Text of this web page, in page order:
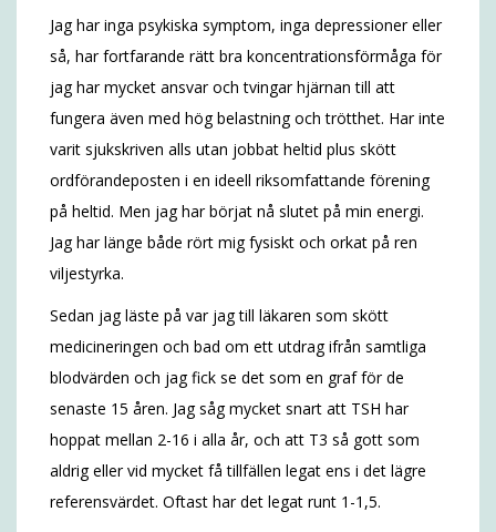
Jag har inga psykiska symptom, inga depressioner eller
så, har fortfarande rätt bra koncentrationsförmåga för
jag har mycket ansvar och tvingar hjärnan till att
fungera även med hög belastning och trötthet. Har inte
varit sjukskriven alls utan jobbat heltid plus skött
ordförandeposten i en ideell riksomfattande förening
på heltid. Men jag har börjat nå slutet på min energi.
Jag har länge både rört mig fysiskt och orkat på ren
viljestyrka.
Sedan jag läste på var jag till läkaren som skött
medicineringen och bad om ett utdrag ifrån samtliga
blodvärden och jag fick se det som en graf för de
senaste 15 åren. Jag såg mycket snart att TSH har
hoppat mellan 2-16 i alla år, och att T3 så gott som
aldrig eller vid mycket få tillfällen legat ens i det lägre
referensvärdet. Oftast har det legat runt 1-1,5.